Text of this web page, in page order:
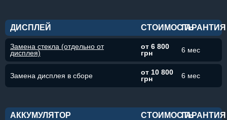
ДИСПЛЕЙ СТОИМОСТЬГАРАНТИЯ
Замена стекла (отдельно от
дисплея)
от 6 800
грн
6 мес
Замена дисплея в сборе
от 10 800
грн
6 мес
АККУМУЛЯТОР СТОИМОСТЬГАРАНТИЯ